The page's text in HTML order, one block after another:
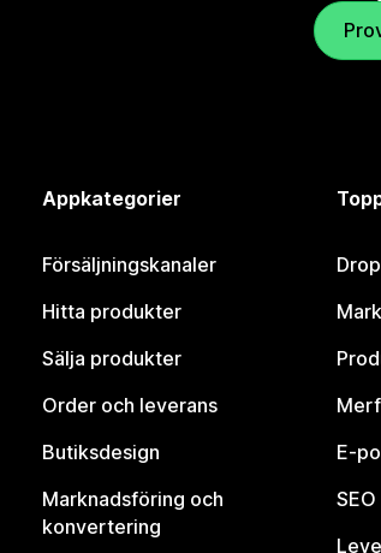
Appkategorier
Försäljningskanaler
Hitta produkter
Sälja produkter
Order och leverans
Butiksdesign
Marknadsföring och
konvertering
E-
SEO